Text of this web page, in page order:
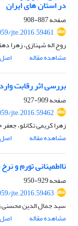
در استان ‏های ایران
صفحه887-908
jte.2016.59461
روح اله شهنازی، زهرا
مشاهده مقاله
بررسی اثر رقابت
صفحه909-927
jte.2016.59462
زهرا کریمی تکانلو،
مشاهده مقاله
نااطمینانی تورم و
صفحه929-950
jte.2016.59463
سید جمال الدین محسنی
مشاهده مقاله